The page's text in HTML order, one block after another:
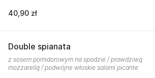
40,90 zł
Double spianata
z sosem pomidorowym na spodzie / prawdziwą
mozzarellą / podwójne włoskie salami picante